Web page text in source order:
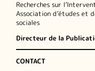
Recherches sur
Association d’études et
sociales
Directeur de la
CONTACT